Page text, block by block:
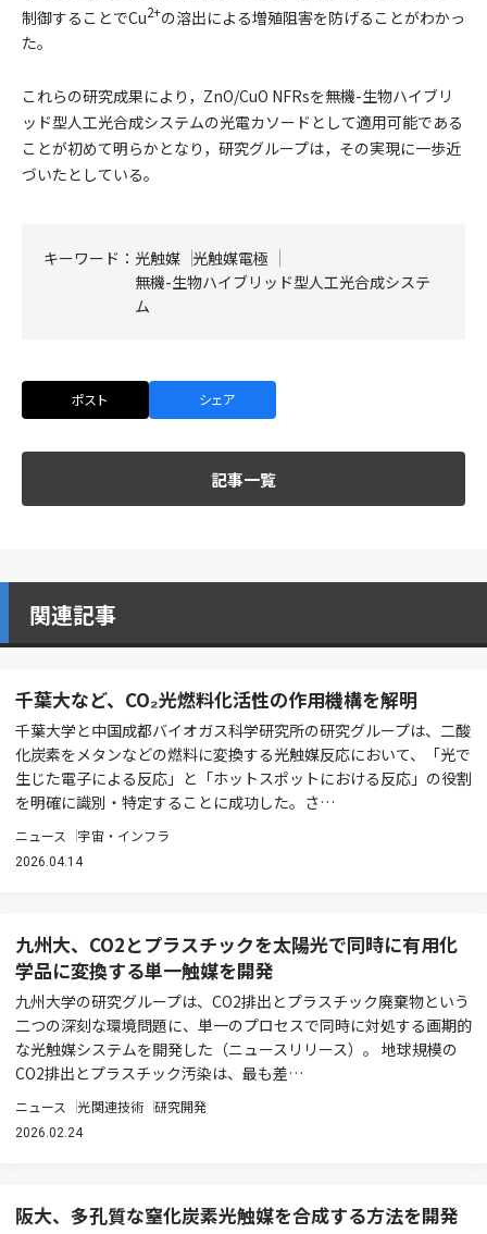
制御することでCu2+の溶出による増殖阻害を防げることがわかっ
た。
これらの研究成果により，ZnO/CuO NFRsを無機-生物ハイブリ
ッド型人工光合成システムの光電カソードとして適用可能である
ことが初めて明らかとなり，研究グループは，その実現に一歩近
づいたとしている。
キーワード： 光触媒 光触媒電極
無機-生物ハイブリッド型人工光合成システ
ム
ポスト シェア
記事一覧
関連記事
千葉大など、CO₂光燃料化活性の作用機構を解明
千葉大学と中国成都バイオガス科学研究所の研究グループは、二酸
化炭素をメタンなどの燃料に変換する光触媒反応において、「光で
生じた電子による反応」と「ホットスポットにおける反応」の役割
を明確に識別・特定することに成功した。さ…
ニュース 宇宙・インフラ
2026.04.14
九州大、CO2とプラスチックを太陽光で同時に有用化
学品に変換する単一触媒を開発
九州大学の研究グループは、CO2排出とプラスチック廃棄物という
二つの深刻な環境問題に、単一のプロセスで同時に対処する画期的
な光触媒システムを開発した（ニュースリリース）。 地球規模の
CO2排出とプラスチック汚染は、最も差…
ニュース 光関連技術 研究開発
2026.02.24
阪大、多孔質な窒化炭素光触媒を合成する方法を開発